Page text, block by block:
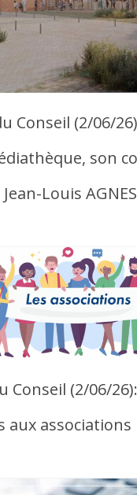
Conseil (2/06/
son
Louis
Conseil (2/06/
aux associations